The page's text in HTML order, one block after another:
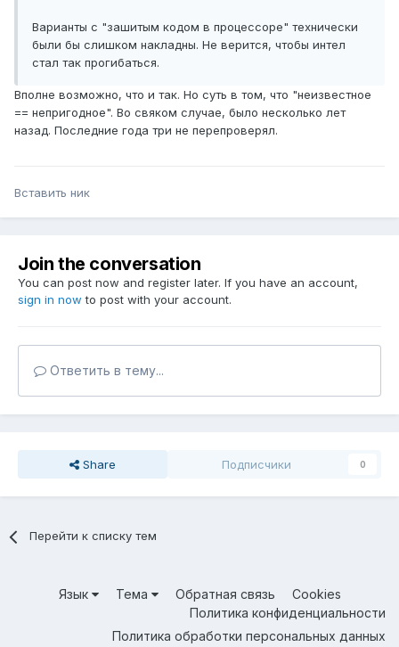
Варианты с "зашитым кодом в процессоре" технически
были бы слишком накладны. Не верится, чтобы интел
стал так прогибаться.
Вполне возможно, что и так. Но суть в том, что "неизвестное
== непригодное". Во свяком случае, было несколько лет
назад. Последние года три не перепроверял.
Вставить ник
Join the conversation
You can post now and register later. If you have an account,
sign in now to post with your account.
Ответить в тему...
Share Подписчики 0
Перейти к списку тем
Язык Тема Обратная связь
Cookies
Политика конфиденциальности
Политика обработки персональных данных